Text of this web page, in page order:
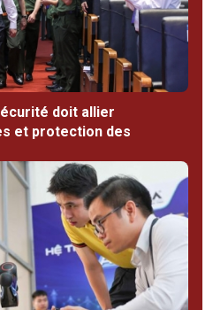
doit allier
et protection des